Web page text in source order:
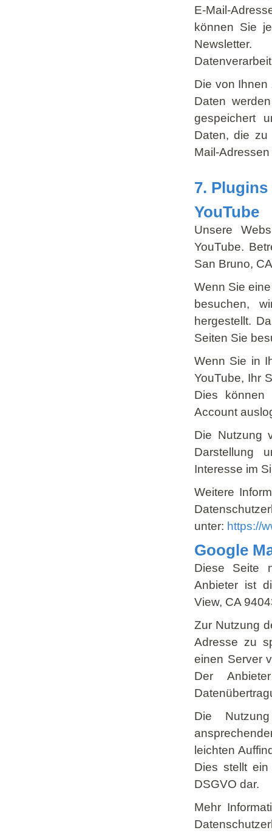
E-Mail-
können Sie
Die von Ihnen
Daten
gespeichert
Daten, die zu
Mail-
7.
YouTube
Unsere
YouTube.
San Bruno,
Wenn Sie
besuchen,
hergestellt.
Seiten Sie
Wenn Sie in
YouTube, Ihr
Dies können
Account
Die Nutzung
Darstellung
Interesse im
Weitere
unter: https://
Google
Diese Seite
Anbieter ist
View, CA
Zur Nutzung
Adresse zu
einen Server
Der
Die
leichten
Dies stellt
DSGVO dar.
Mehr